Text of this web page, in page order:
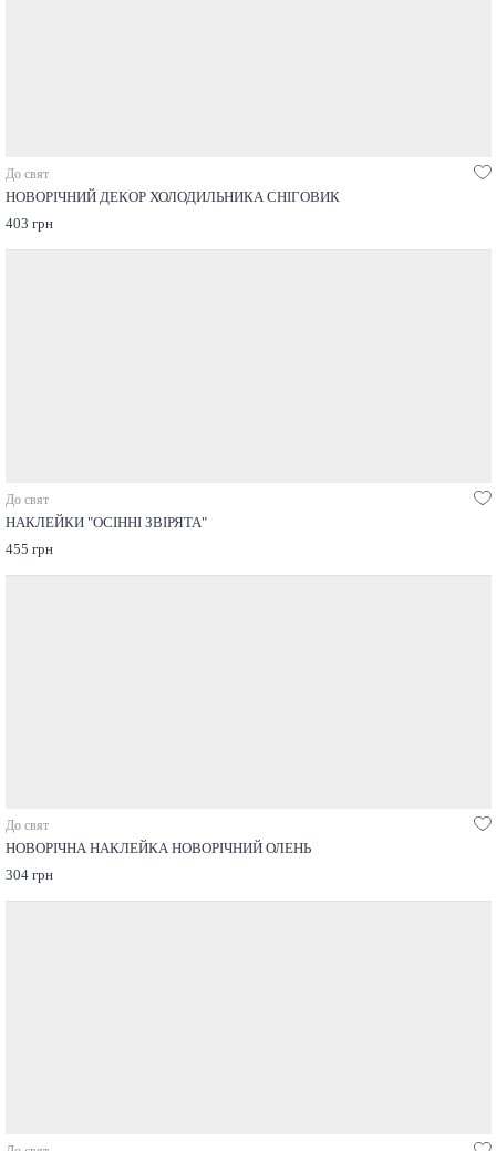
До свят
НОВОРІЧНИЙ ДЕКОР ХОЛОДИЛЬНИКА СНІГОВИК
403 грн
До свят
НАКЛЕЙКИ "ОСІННІ ЗВІРЯТА"
455 грн
До свят
НОВОРІЧНА НАКЛЕЙКА НОВОРІЧНИЙ ОЛЕНЬ
304 грн